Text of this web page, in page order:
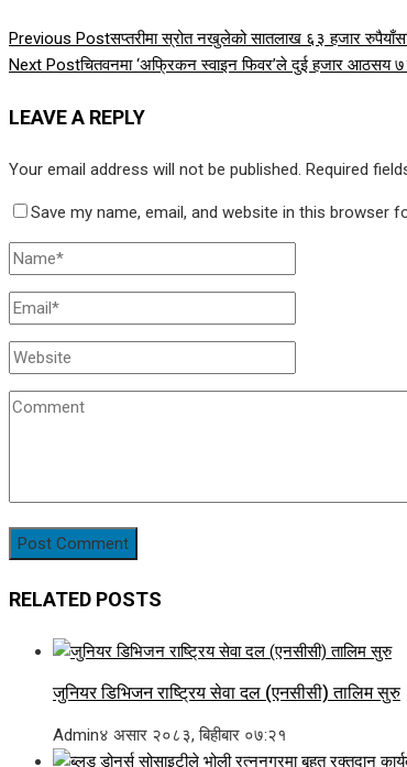
Previous Postसप्तरीमा स्रोत नखुलेको सातलाख ६३ हजार
Next Postचितवनमा ‘अफ्रिकन स्वाइन फिवर’ले दुई हजार आठसय
LEAVE A REPLY
Your email address will not be published. Required
Save my name, email, and website in this browser
RELATED POSTS
जुनियर डिभिजन राष्ट्रिय सेवा दल (एनसीसी) तालिम सुरु
Admin४ असार २०८३, बिहीबार ०७:२१